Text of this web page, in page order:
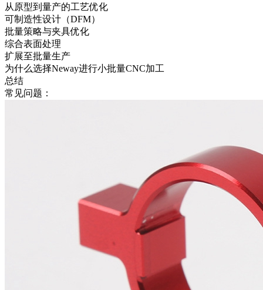
从原型到量产的工艺优化
可制造性设计（DFM）
批量策略与夹具优化
综合表面处理
扩展至批量生产
为什么选择Neway进行小批量CNC加工
总结
常见问题：